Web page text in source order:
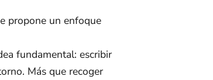
propone un enfoque
fundamental: escribir
Más que recoger